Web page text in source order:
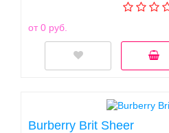
от 0 руб.
Burberry Brit Sheer